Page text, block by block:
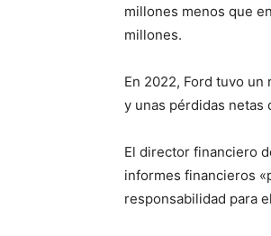
millones menos que
millones.
En 2022, Ford tuvo
y unas pérdidas netas
El director financiero
informes financieros
responsabilidad para